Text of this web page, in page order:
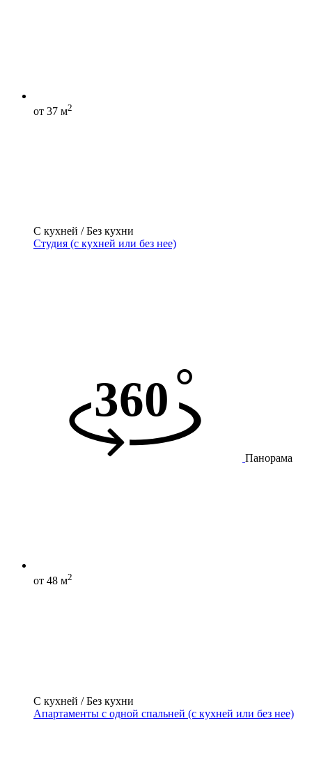
от 37 м2
С кухней / Без кухни
Студия (с кухней или без нее)
Панорама
от 48 м2
С кухней / Без кухни
Апартаменты с одной спальней (с кухней или без нее)